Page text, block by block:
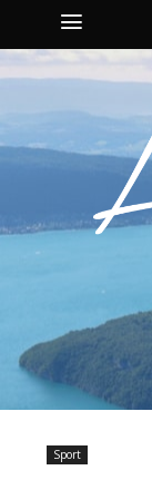
Sport